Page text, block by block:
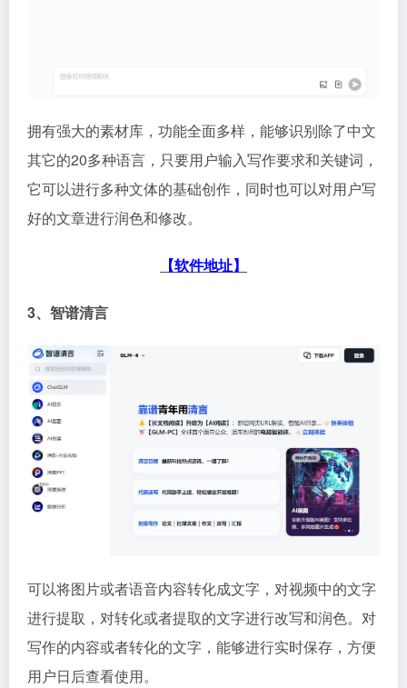
拥有强大的素材库，功能全面多样，能够识别除了中文
其它的20多种语言，只要用户输入写作要求和关键词，
它可以进行多种文体的基础创作，同时也可以对用户写
好的文章进行润色和修改。
【软件地址】
3、智谱清言
可以将图片或者语音内容转化成文字，对视频中的文字
进行提取，对转化或者提取的文字进行改写和润色。对
写作的内容或者转化的文字，能够进行实时保存，方便
用户日后查看使用。